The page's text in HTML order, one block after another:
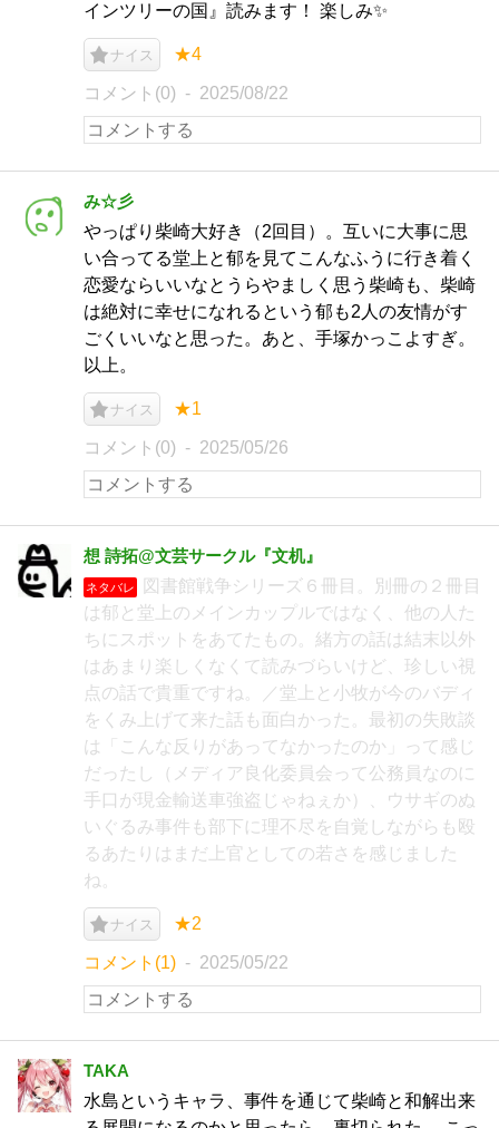
インツリーの国』読みます！ 楽しみ✨
ナイス ★4
コメント(0) 2025/08/22
み☆彡
やっぱり柴崎大好き（2回目）。互いに大事に思
い合ってる堂上と郁を見てこんなふうに行き着く
恋愛ならいいなとうらやましく思う柴崎も、柴崎
は絶対に幸せになれるという郁も2人の友情がす
ごくいいなと思った。あと、手塚かっこよすぎ。
以上。
ナイス ★1
コメント(0) 2025/05/26
想 詩拓@文芸サークル『文机』
ネタバレ
図書館戦争シリーズ６冊目。別冊の２冊目
は郁と堂上のメインカップルではなく、他の人た
ちにスポットをあてたもの。緒方の話は結末以外
はあまり楽しくなくて読みづらいけど、珍しい視
点の話で貴重ですね。／堂上と小牧が今のバディ
をくみ上げて来た話も面白かった。最初の失敗談
は「こんな反りがあってなかったのか」って感じ
だったし（メディア良化委員会って公務員なのに
手口が現金輸送車強盗じゃねぇか）、ウサギのぬ
いぐるみ事件も部下に理不尽を自覚しながらも殴
るあたりはまだ上官としての若さを感じました
ね。
ナイス ★2
コメント(1) 2025/05/22
TAKA
水島というキャラ、事件を通じて柴崎と和解出来